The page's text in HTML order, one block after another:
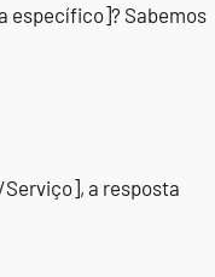
específico]? Sabemos
a resposta